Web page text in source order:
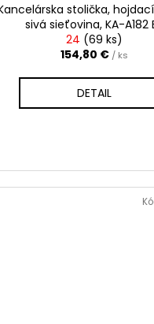
Kancelárska stolička,
sivá sieťovina, KA-A182
24 (69 ks)
154,80 € / ks
DETAIL